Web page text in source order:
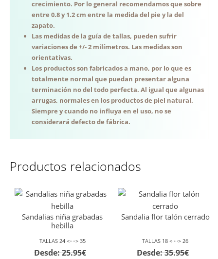
crecimiento. Por lo general recomendamos que sobre
entre 0.8 y 1.2 cm entre la medida del pie y la del
zapato.
Las medidas de la guía de tallas, pueden sufrir
variaciones de +/- 2 milímetros. Las medidas son
orientativas.
Los productos son fabricados a mano, por lo que es
totalmente normal que puedan presentar alguna
terminación no del todo perfecta. Al igual que algunas
arrugas, normales en los productos de piel natural.
Siempre y cuando no influya en el uso, no se
considerará defecto de fábrica.
Productos relacionados
Sandalias niña grabadas
hebilla
TALLAS 24 <····> 35
Desde:25.95€
Sandalia flor talón cerrado
TALLAS 18 <····> 26
Desde:35.95€